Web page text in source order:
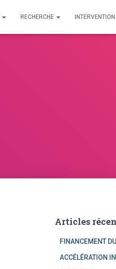
RECHERCHE INTERVENTION
Articles
FINANCEMENT
ACCÉLÉRATION